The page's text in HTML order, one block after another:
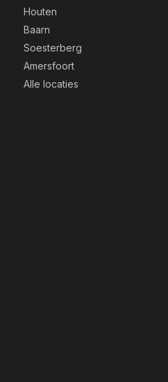
Houten
Baarn
Soesterberg
Amersfoort
Alle locaties